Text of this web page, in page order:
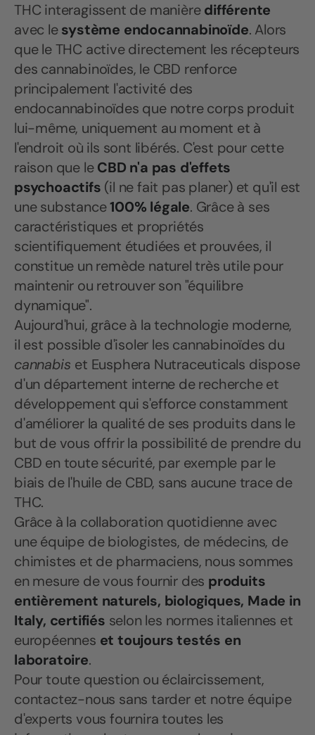
THC interagissent de manièredifférente
avec lesystème endocannabinoïde. Alors
que le THC active directement les récepteurs
des cannabinoïdes, le CBD renforce
principalement l'activité des
endocannabinoïdes que notre corps produit
lui-même, uniquement au moment et à
l'endroit où ils sont libérés. C'est pour cette
raison que leCBD n'a pas d'effets
psychoactifs (il ne fait pas planer) et qu'il est
une substance100% légale. Grâce à ses
caractéristiques et propriétés
scientifiquement étudiées et prouvées, il
constitue un remède naturel très utile pour
maintenir ou retrouver son "équilibre
dynamique".
Aujourd'hui, grâce à la technologie moderne,
il est possible d'isoler les cannabinoïdes du
cannabis et Eusphera Nutraceuticals dispose
d'un département interne de recherche et
développement qui s'efforce constamment
d'améliorer la qualité de ses produits dans le
but de vous offrir la possibilité de prendre du
CBD en toute sécurité, par exemple par le
biais de l'huile de CBD, sans aucune trace de
THC.
Grâce à la collaboration quotidienne avec
une équipe de biologistes, de médecins, de
chimistes et de pharmaciens, nous sommes
en mesure de vous fournir des produits
entièrement naturels, biologiques, Made in
Italy, certifiés selon les normes italiennes et
européennes et toujours testés en
laboratoire.
Pour toute question ou éclaircissement,
contactez-nous sans tarder et notre équipe
d'experts vous fournira toutes les